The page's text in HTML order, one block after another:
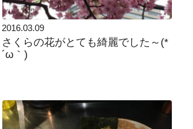
2016.03.09
さくらの花がとても綺麗でした～(*
´ω｀)